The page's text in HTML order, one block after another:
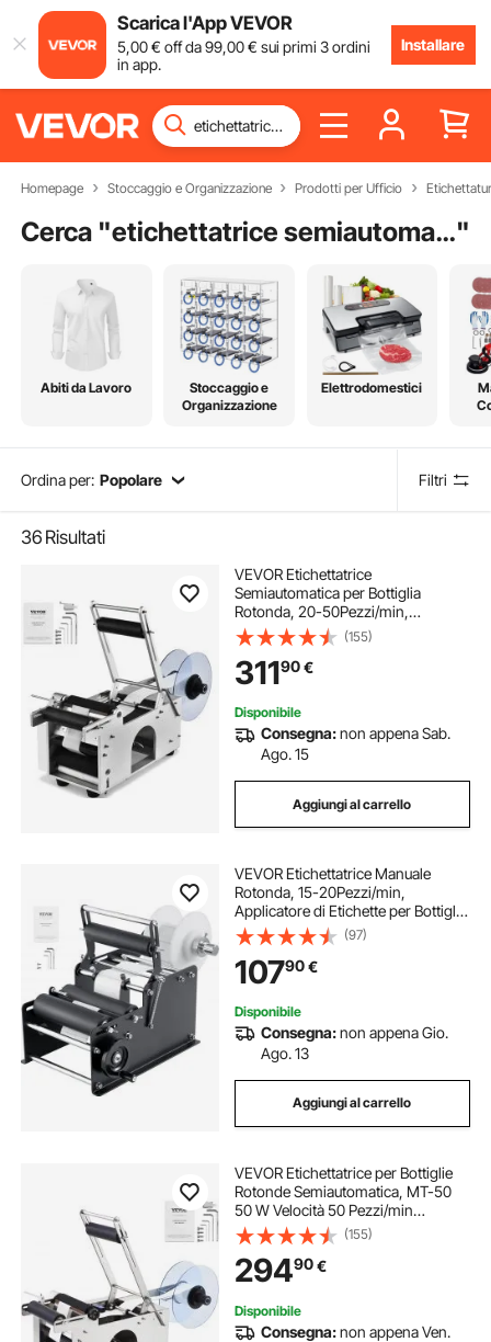
Scarica l'App VEVOR
5,00€ off da99,00€ sui primi 3 ordini
in app.
Installare
Homepage Stoccaggio e Organizzazione Prodotti per Ufficio
Cerca " etichettatrice semiautomatica"
Abiti da Lavoro
Stoccaggio e
Organizzazione
Elettrodomestici
Ordina per: Popolare Filtri
36 Risultati
VEVOR Etichettatrice
Semiautomatica per Bottiglia
Rotonda, 20-50Pezzi/min,
Applicatore di Etichette,
Etichettatrice Regolabile Adatta per
Bottiglie Larghezza Etichetta tra 13-
150mm Lunghezza 25-300mm
(155)
31190€
Disponibile
Consegna:non appena Sab.
Ago. 15
Aggiungi al carrello
VEVOR Etichettatrice Manuale
Rotonda, 15-20Pezzi/min,
Applicatore di Etichette per Bottiglie
Rotonde, Etichettatrice Manuale
Regolabile Adatta per Bottiglie
Lunghezza/Larghezza Etichetta tra
10-130mm
(97)
10790€
Disponibile
Consegna:non appena Gio.
Ago. 13
Aggiungi al carrello
VEVOR Etichettatrice per Bottiglie
Rotonde Semiautomatica, MT-50
50 W Velocità 50 Pezzi/min
Etichettatrice Distributore di
Etichette per Bottiglie in PET,
Bottiglie di Plastica, Bottiglie di Vetro
(155)
29490€
Disponibile
Consegna:non appena Ven.